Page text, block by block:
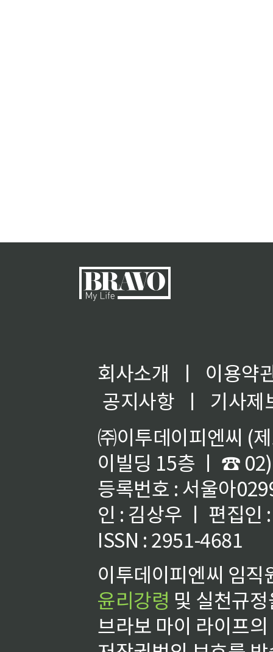
회사소개 ㅣ
이용약
공지사항
ㅣ
기사제
㈜이투데이피엔씨 (
이빌딩 15층 ㅣ ☎
등록번호 : 서울아
인 : 김상우 ㅣ 편집인
ISSN : 2951-4681
이투데이피엔씨 임
윤리강령 및 실천규
브라보 마이 라이프